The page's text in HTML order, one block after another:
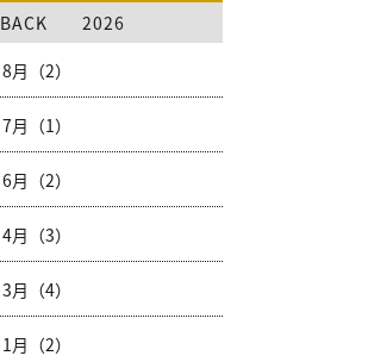
BACK
2026
8月（2）
7月（1）
6月（2）
4月（3）
3月（4）
1月（2）